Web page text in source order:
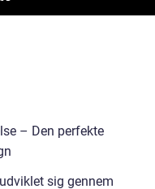
– Den perfekte
sig gennem